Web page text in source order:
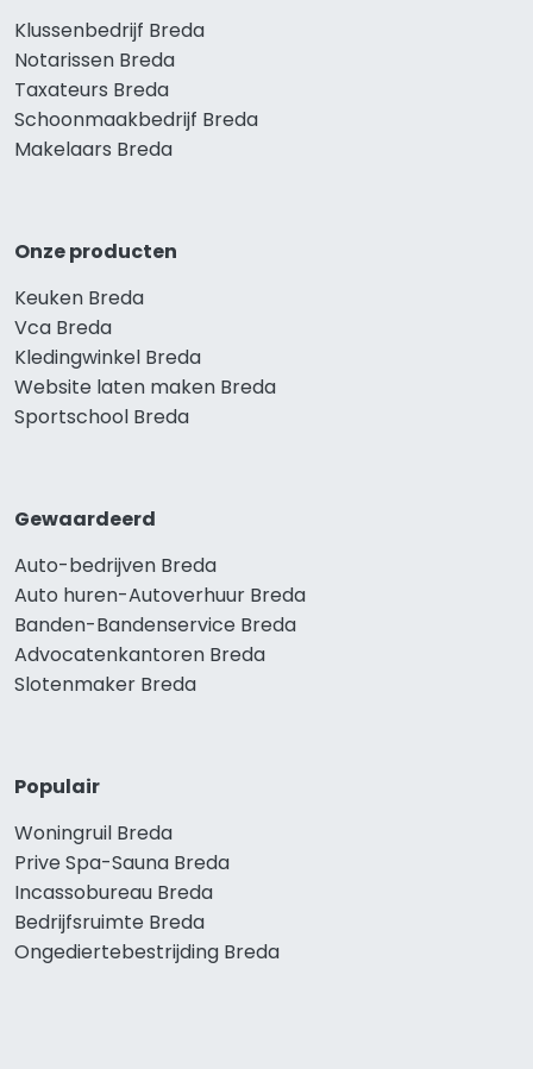
Klussenbedrijf Breda
Notarissen Breda
Taxateurs Breda
Schoonmaakbedrijf Breda
Makelaars Breda
Onze producten
Keuken Breda
Vca Breda
Kledingwinkel Breda
Website laten maken Breda
Sportschool Breda
Gewaardeerd
Auto-bedrijven Breda
Auto huren-Autoverhuur Breda
Banden-Bandenservice Breda
Advocatenkantoren Breda
Slotenmaker Breda
Populair
Woningruil Breda
Prive Spa-Sauna Breda
Incassobureau Breda
Bedrijfsruimte Breda
Ongediertebestrijding Breda